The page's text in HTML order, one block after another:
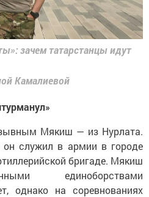
зачем татарстанцы идут
Камалиевой
Мякиш — из Нурлата.
служил в армии в городе
бригаде. Мякиш
единоборствами
однако на соревнованиях